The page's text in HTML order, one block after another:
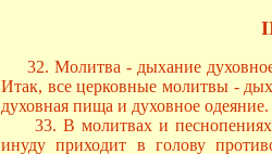
32. Молитва - дыхание
Итак, все церковные молитвы -
духовная пища и духовное одеяние.
33. В молитвах и песнопениях
инуду приходит в голову